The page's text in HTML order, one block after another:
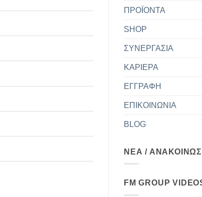
ΠΡΟΪΟΝΤΑ
SHOP
ΣΥΝΕΡΓΑΣΙΑ
ΚΑΡΙΕΡΑ
ΕΓΓΡΑΦΗ
ΕΠΙΚΟΙΝΩΝΙΑ
BLOG
ΝΕΑ /
FM GROUP